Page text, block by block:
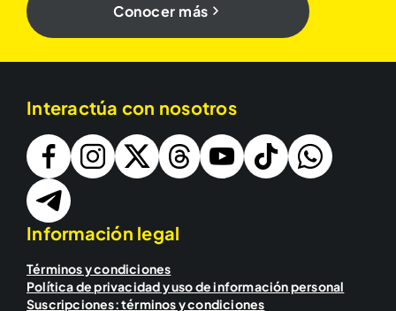
Conocer más
Interactúa con nosotros
Información legal
Términos y condiciones
Política de privacidad y uso de información personal
Suscripciones: términos y condiciones